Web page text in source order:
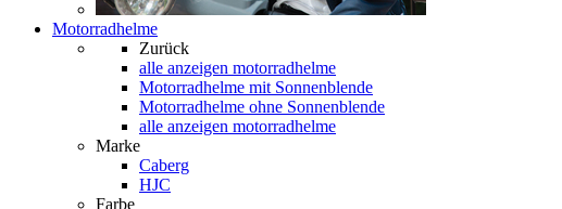
Motorradhelme
Zurück
alle anzeigen motorradhelme
Motorradhelme mit Sonnenblende
Motorradhelme ohne Sonnenblende
alle anzeigen motorradhelme
Marke
Caberg
HJC
Farbe